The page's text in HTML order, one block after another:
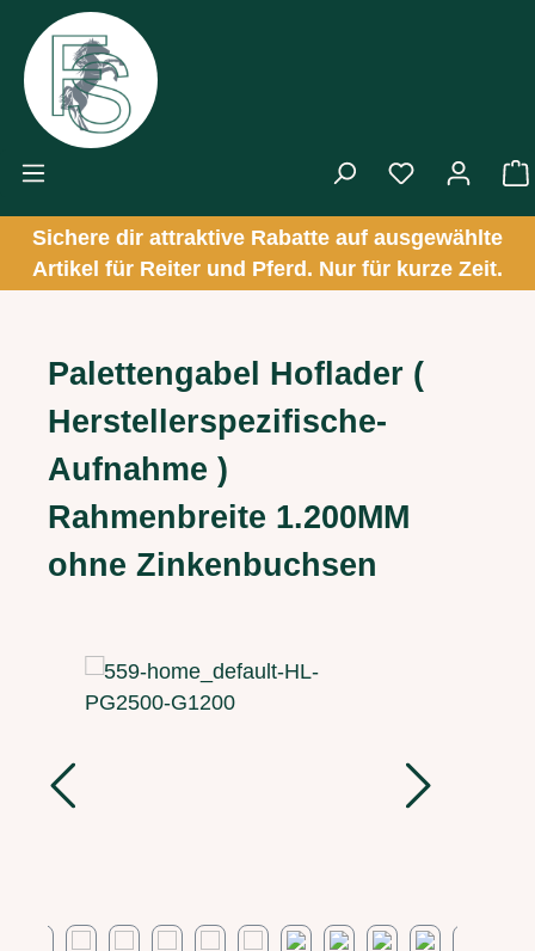
Zum Hauptinhalt springen
Sichere dir attraktive Rabatte auf ausgewählte
Artikel für Reiter und Pferd. Nur für kurze Zeit.
Palettengabel Hoflader (
Herstellerspezifische-
Aufnahme )
Rahmenbreite 1.200MM
ohne Zinkenbuchsen
Bildergalerie überspringen